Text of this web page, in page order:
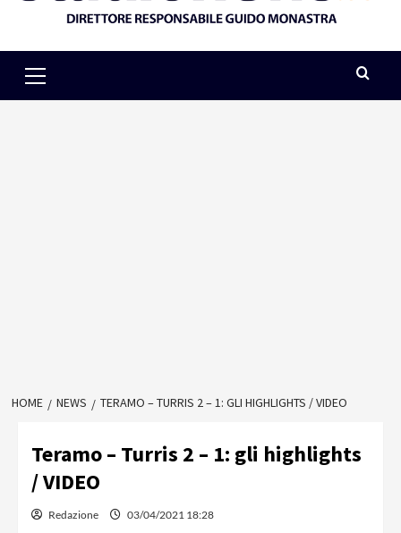
Menu
HOME NEWS TERAMO – TURRIS 2 – 1: GLI HIGHLIGHTS / VIDEO
Teramo – Turris 2 – 1: gli highlights
/ VIDEO
Redazione 03/04/2021 18:28